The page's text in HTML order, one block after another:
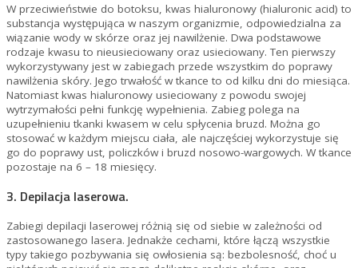
W przeciwieństwie do botoksu, kwas hialuronowy (hialuronic acid) to
substancja występująca w naszym organizmie, odpowiedzialna za
wiązanie wody w skórze oraz jej nawilżenie. Dwa podstawowe
rodzaje kwasu to nieusieciowany oraz usieciowany. Ten pierwszy
wykorzystywany jest w zabiegach przede wszystkim do poprawy
nawilżenia skóry. Jego trwałość w tkance to od kilku dni do miesiąca.
Natomiast kwas hialuronowy usieciowany z powodu swojej
wytrzymałości pełni funkcję wypełnienia. Zabieg polega na
uzupełnieniu tkanki kwasem w celu spłycenia bruzd. Można go
stosować w każdym miejscu ciała, ale najczęściej wykorzystuje się
go do poprawy ust, policzków i bruzd nosowo-wargowych. W tkance
pozostaje na 6 – 18 miesięcy.
3. Depilacja laserowa.
Zabiegi depilacji laserowej różnią się od siebie w zależności od
zastosowanego lasera. Jednakże cechami, które łączą wszystkie
typy takiego pozbywania się owłosienia są: bezbolesność, choć u